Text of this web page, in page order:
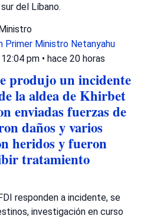
del Líbano.
Primer Ministro Netanyahu
pm • hace 20 horas
produjo un incidente
la aldea de Khirbet
enviadas fuerzas de
daños y varios
heridos y fueron
tratamiento
responden a incidente, se
investigación en curso